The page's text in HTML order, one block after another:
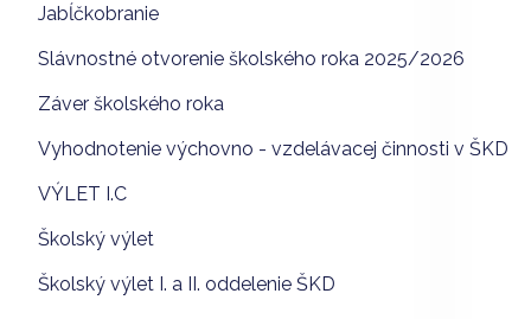
Jabĺčkobranie
Slávnostné otvorenie školského roka 2025/2026
Záver školského roka
Vyhodnotenie výchovno - vzdelávacej činnosti v ŠKD
VÝLET I.C
Školský výlet
Školský výlet I. a II. oddelenie ŠKD